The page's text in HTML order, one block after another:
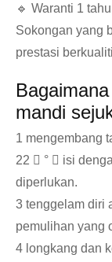
🔹 Waranti 1
Sokongan yang
prestasi
mandi
1 mengembang
22 ⃣ ° ⃣ isi
diperlukan.
3 tenggelam diri
pemulihan yang
4 longkang dan